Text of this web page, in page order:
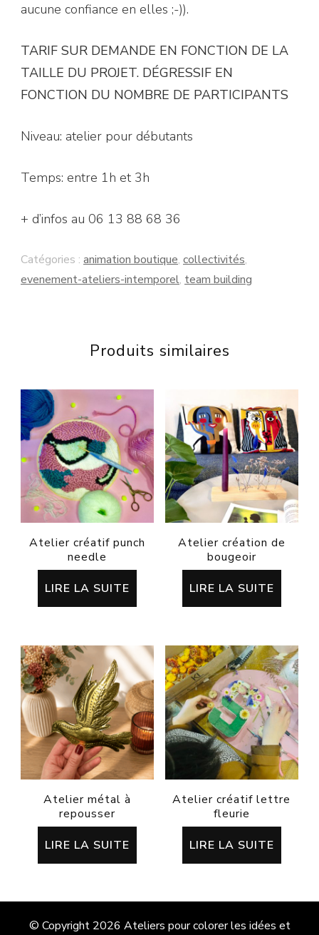
aucune confiance en elles ;-)).
TARIF SUR DEMANDE EN FONCTION DE LA
TAILLE DU PROJET. DÉGRESSIF EN
FONCTION DU NOMBRE DE PARTICIPANTS
Niveau: atelier pour débutants
Temps: entre 1h et 3h
+ d’infos au 06 13 88 68 36
Catégories : animation boutique, collectivités,
evenement-ateliers-intemporel, team building
Produits similaires
Atelier créatif punch
needle
LIRE LA SUITE
Atelier création de
bougeoir
LIRE LA SUITE
Atelier métal à
repousser
LIRE LA SUITE
Atelier créatif lettre
fleurie
LIRE LA SUITE
© Copyright 2026 Ateliers pour colorer les idées et